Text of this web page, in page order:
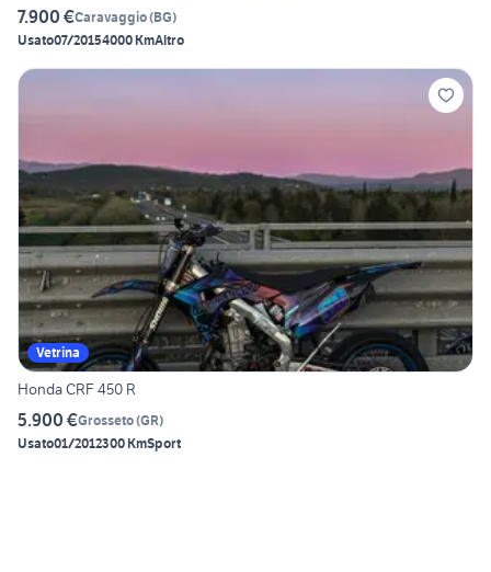
7.900 €Caravaggio(BG)
Usato07/20154000 KmAltro
Vetrina
Honda CRF 450 R
5.900 €Grosseto(GR)
Usato01/2012300 KmSport